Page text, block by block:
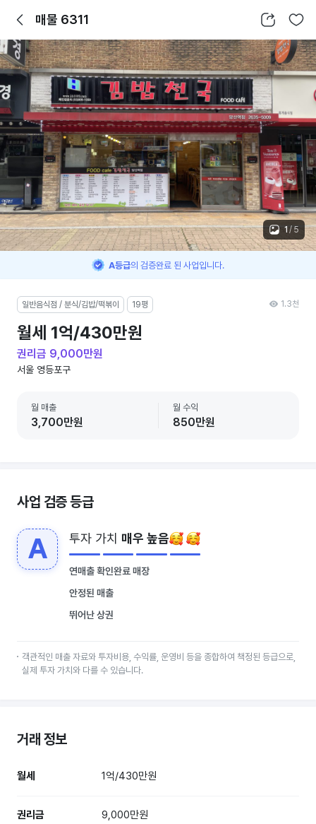
뒤로가기매물 6311 공유하기 찜하기
1 / 5
A등급의 검증완료 된 사업입니다.
일반음식점 / 분식/김밥/떡볶이 19평
월세 1억/430만원
권리금 9,000만원
서울 영등포구
월 매출
3,700만원
월 수익
850만원
1.3천
사업 검증 등급
A 투자 가치 매우 높음
연매출 확인완료 매장
안정된 매출
뛰어난 상권
객관적인 매출 자료와 투자비용, 수익률, 운영비 등을 종합하여 책정된 등급으로,
실제 투자 가치와 다를 수 있습니다.
거래 정보
월세 1억/430만원
권리금 9,000만원